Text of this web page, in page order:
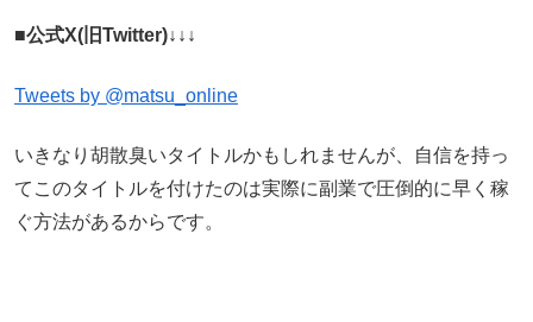
■公式X(旧Twitter)↓↓↓
Tweets by @matsu_online
いきなり胡散臭いタイトルかもしれませんが、自信を持っ
てこのタイトルを付けたのは実際に副業で圧倒的に早く稼
ぐ方法があるからです。